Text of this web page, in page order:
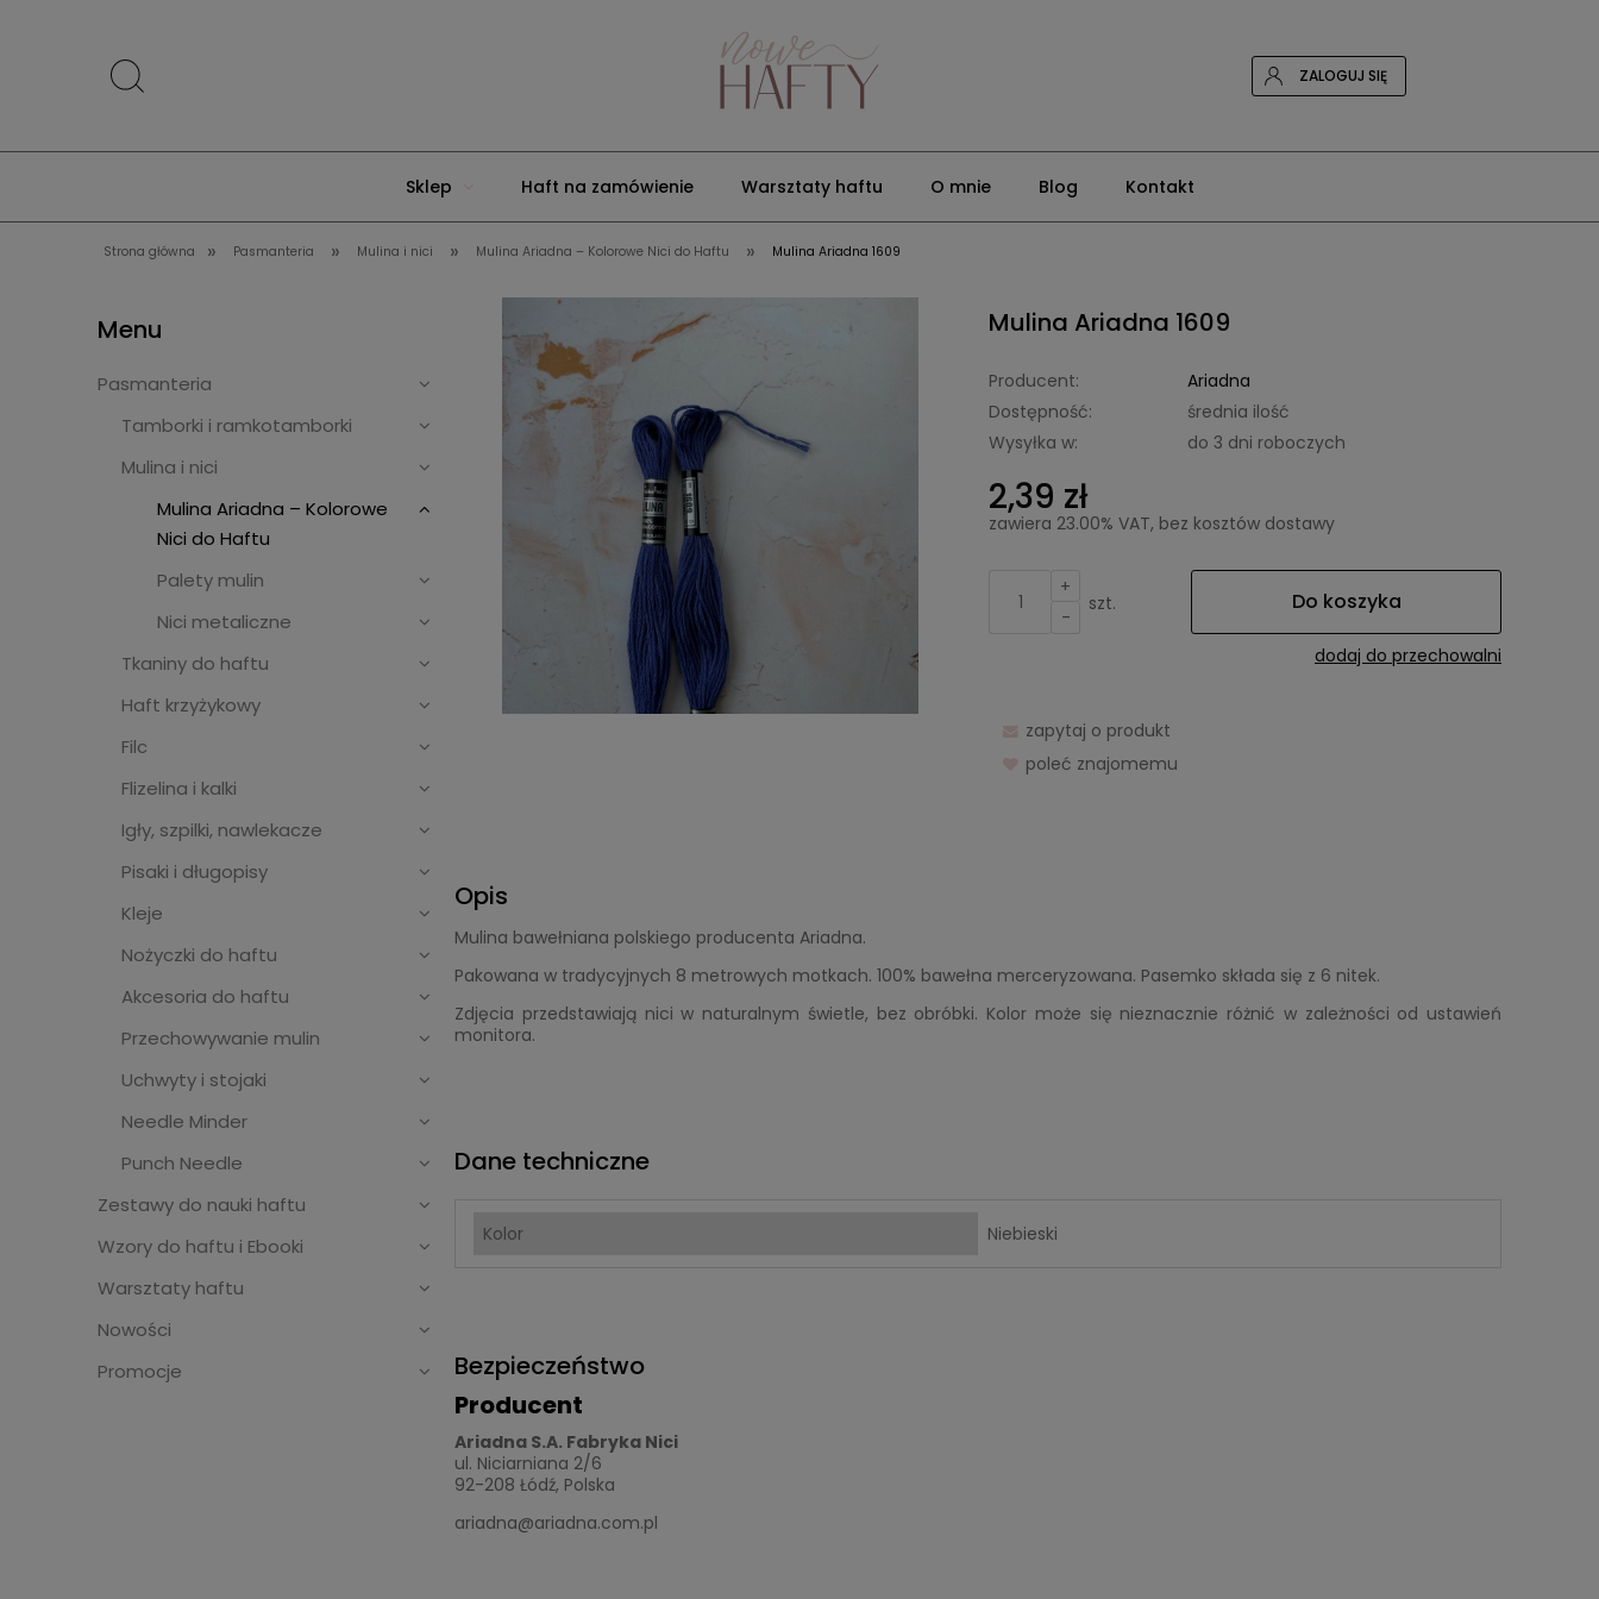
ZALOGUJ SIĘ
Sklep Haft na zamówienie Warsztaty haftu O mnie Blog Kontakt
Strona główna » Pasmanteria » Mulina i nici » Mulina Ariadna – Kolorowe Nici do Haftu » Mulina Ariadna 1609
Menu
Pasmanteria
Tamborki i ramkotamborki
Mulina i nici
Mulina Ariadna – Kolorowe
Nici do Haftu
Palety mulin
Nici metaliczne
Tkaniny do haftu
Haft krzyżykowy
Filc
Flizelina i kalki
Igły, szpilki, nawlekacze
Pisaki i długopisy
Kleje
Nożyczki do haftu
Akcesoria do haftu
Przechowywanie mulin
Uchwyty i stojaki
Needle Minder
Punch Needle
Zestawy do nauki haftu
Wzory do haftu i Ebooki
Warsztaty haftu
Nowości
Promocje
Mulina Ariadna 1609
Producent:
Ariadna
Dostępność:
średnia ilość
Wysyłka w:
do 3 dni roboczych
2,39 zł
zawiera 23.00% VAT, bez kosztów dostawy
+
-
szt. Do koszyka
dodaj do przechowalni
zapytaj o produkt
poleć znajomemu
Opis
Mulina bawełniana polskiego producenta Ariadna.
Pakowana w tradycyjnych 8 metrowych motkach. 100% bawełna merceryzowana. Pasemko składa się z 6 nitek.
Zdjęcia przedstawiają nici w naturalnym świetle, bez obróbki. Kolor może się nieznacznie różnić w zależności od ustawień
monitora.
Dane techniczne
Kolor Niebieski
Bezpieczeństwo
Producent
Ariadna S.A. Fabryka Nici
ul. Niciarniana 2/6
92-208 Łódź, Polska
ariadna@ariadna.com.pl